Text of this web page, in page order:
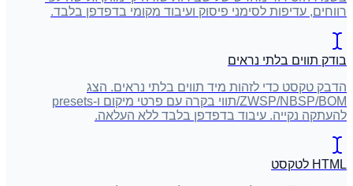
רווחים, עדיפות לסימני פיסוק ועיבוד מקומי בדפדפן בלבד.
בודק תווים בלתי נראים
הדבק טקסט כדי לזהות מיד תווים בלתי נראים. הצג
ZWSP/NBSP/BOM/תווי בקרה עם פרטי מיקום ו-presets
להעתקה נקייה. עיבוד בדפדפן בלבד ללא העלאה.
HTML לטקסט